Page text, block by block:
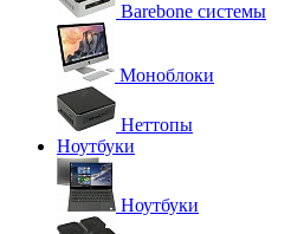
Barebone системы
Моноблоки
Неттопы
Ноутбуки
Ноутбуки